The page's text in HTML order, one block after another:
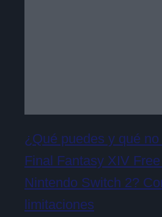
¿Qué puedes y qué
Final Fantasy XIV
Nintendo Switch 2?
limitaciones